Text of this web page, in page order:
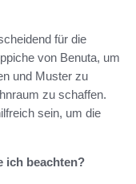
für die
von Benuta, um
und Muster zu
zu schaffen.
sein, um die
ich beachten?